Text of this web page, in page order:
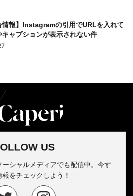
情報】Instagramの引用でURLを入れて
キャプションが表示されない件
US
シャルメディアでも配信中。今す
をチェックしよう！